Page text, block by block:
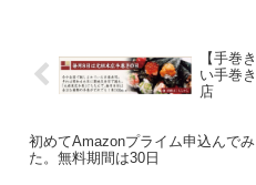
【手巻
い手巻
店
初めてAmazonプライム申込んでみ
た。無料期間は30日